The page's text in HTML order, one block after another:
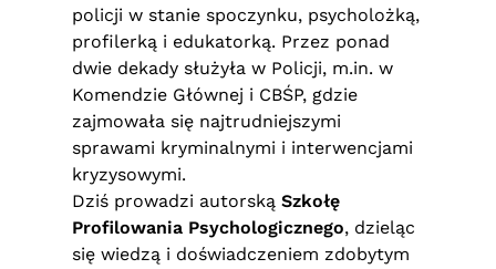
policji w stanie spoczynku, psycholożką,
profilerką i edukatorką. Przez ponad
dwie dekady służyła w Policji, m.in. w
Komendzie Głównej i CBŚP, gdzie
zajmowała się najtrudniejszymi
sprawami kryminalnymi i interwencjami
kryzysowymi.
Dziś prowadzi autorską Szkołę
Profilowania Psychologicznego, dzieląc
się wiedzą i doświadczeniem zdobytym